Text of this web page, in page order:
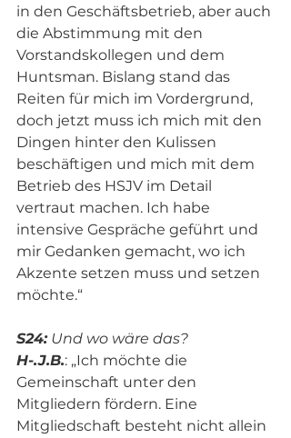
in den Geschäftsbetrieb, aber auch
die Abstimmung mit den
Vorstandskollegen und dem
Huntsman. Bislang stand das
Reiten für mich im Vordergrund,
doch jetzt muss ich mich mit den
Dingen hinter den Kulissen
beschäftigen und mich mit dem
Betrieb des HSJV im Detail
vertraut machen. Ich habe
intensive Gespräche geführt und
mir Gedanken gemacht, wo ich
Akzente setzen muss und setzen
möchte.“
S24: Und wo wäre das?
H-.J.B.: „Ich möchte die
Gemeinschaft unter den
Mitgliedern fördern. Eine
Mitgliedschaft besteht nicht allein